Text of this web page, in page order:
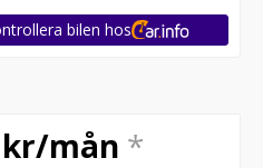
bilen hos
kr/mån *